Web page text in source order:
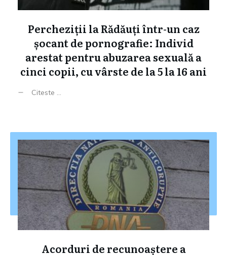
Percheziții la Rădăuți într-un caz
șocant de pornografie: Individ
arestat pentru abuzarea sexuală a
cinci copii, cu vârste de la 5 la 16 ani
Citeste ...
Acorduri de recunoaștere a